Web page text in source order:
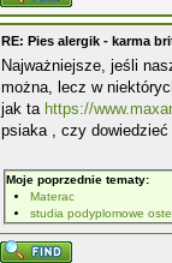
RE: Pies alergik - karma
Najważniejsze, jeśli
można, lecz w
jak ta https://
psiaka , czy
Moje poprzednie tematy:
Materac
studia podyplomowe